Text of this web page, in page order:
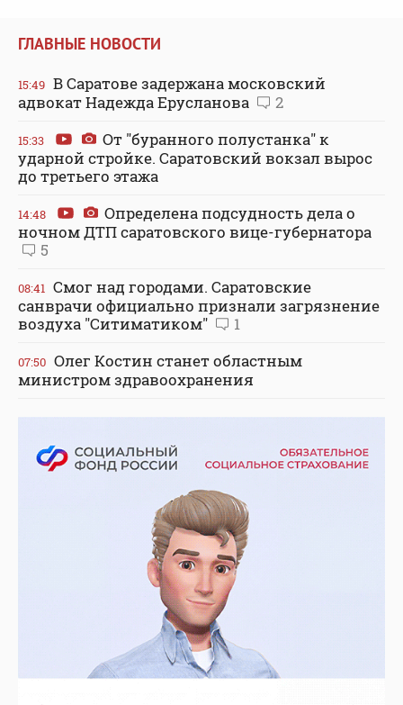
ГЛАВНЫЕ НОВОСТИ
15:49 В Саратове задержана московский
адвокат Надежда Ерусланова
2
15:33
От "буранного полустанка" к
ударной стройке. Саратовский вокзал вырос
до третьего этажа
14:48
Определена подсудность дела о
ночном ДТП саратовского вице-губернатора
5
08:41 Смог над городами. Саратовские
санврачи официально признали загрязнение
воздуха "Ситиматиком"
1
07:50 Олег Костин станет областным
министром здравоохранения